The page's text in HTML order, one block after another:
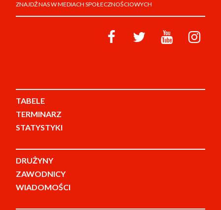
ZNAJDŹ NAS W MEDIACH SPOŁECZNOŚCIOWYCH
TABELE
TERMINARZ
STATYSTYKI
DRUŻYNY
ZAWODNICY
WIADOMOŚCI